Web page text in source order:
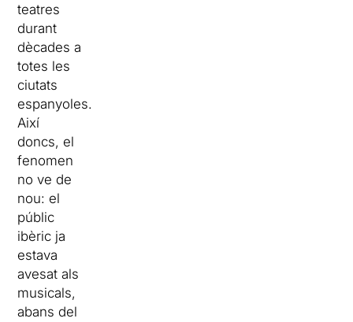
teatres
durant
dècades a
totes les
ciutats
espanyoles.
Així
doncs, el
fenomen
no ve de
nou: el
públic
ibèric ja
estava
avesat als
musicals,
abans del